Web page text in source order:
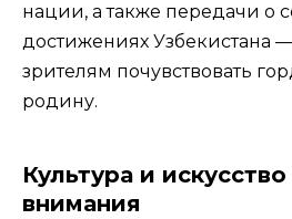
нации, а также передачи о
достижениях Узбекистана —
зрителям почувствовать
родину.
Культура и
внимания